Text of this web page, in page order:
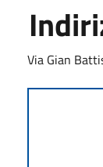
Via Gian